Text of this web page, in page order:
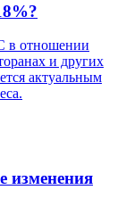
в отношении
и других
актуальным
изменения